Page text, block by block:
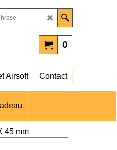
0
Airsoft Contact
45 mm